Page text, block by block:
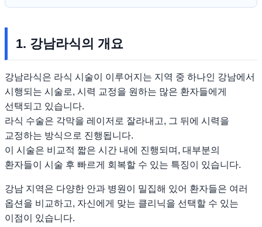
1. 강남라식의 개요
강남라식은 라식 시술이 이루어지는 지역 중 하나인 강남에서
시행되는 시술로, 시력 교정을 원하는 많은 환자들에게
선택되고 있습니다.
라식 수술은 각막을 레이저로 잘라내고, 그 뒤에 시력을
교정하는 방식으로 진행됩니다.
이 시술은 비교적 짧은 시간 내에 진행되며, 대부분의
환자들이 시술 후 빠르게 회복할 수 있는 특징이 있습니다.
강남 지역은 다양한 안과 병원이 밀집해 있어 환자들은 여러
옵션을 비교하고, 자신에게 맞는 클리닉을 선택할 수 있는
이점이 있습니다.